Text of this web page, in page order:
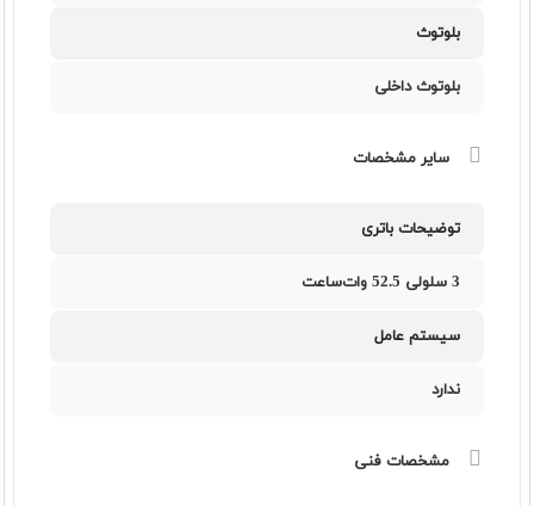
بلوتوث
بلوتوث داخلی
سایر مشخصات
توضیحات باتری
3 سلولی 52.5 وات‌ساعت
سیستم عامل
ندارد
مشخصات فنی